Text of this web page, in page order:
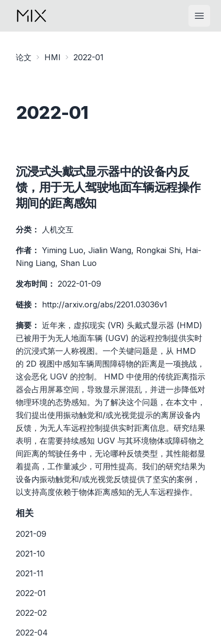
Open
论文 HMI 2022-01
2022-01
沉浸式头戴式显示器中的设备内反
馈，用于无人驾驶地面车辆远程操作
期间的距离感知
分类： 人机交互
作者： Yiming Luo, Jialin Wang, Rongkai Shi, Hai-
Ning Liang, Shan Luo
发布时间： 2022-01-09
链接： http://arxiv.org/abs/2201.03036v1
摘要： 近年来，虚拟现实 (VR) 头戴式显示器 (HMD)
已被用于为无人地面车辆 (UGV) 的远程控制提供实时
的沉浸式第一人称视图。一个关键问题是，从 HMD
的 2D 视图中感知车辆周围障碍物的距离是一项挑战，
这会恶化 UGV 的控制。 HMD 中使用的传统距离指示
器会占用屏幕空间，导致显示屏混乱，并进一步降低对
物理环境的态势感知。为了解决这个问题，在本文中，
我们提出使用振动触觉和/或光视觉提示的离屏设备内
反馈，为无人车远程控制提供实时距离信息。研究结果
表明，在需要持续感知 UGV 与其环境物体或障碍物之
间距离的驾驶任务中，无论哪种反馈类型，其性能都显
着提高，工作量减少，可用性提高。我们的研究结果为
设备内振动触觉和/或光视觉反馈提供了坚实的案例，
以支持高度依赖于物体距离感知的无人车远程操作。
相关
2021-09
2021-10
2021-11
2022-01
2022-02
2022-04